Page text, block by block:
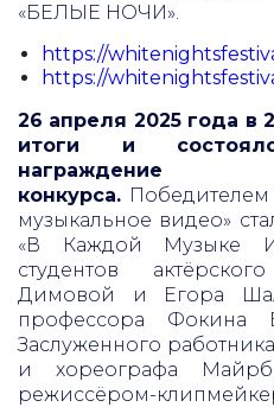
«БЕЛЫЕ НОЧИ».
https://
https://
26 апреля 2025 года
итоги и
награждение
конкурса.
музыкальное видео»
«В Каждой Музыке
студентов
Димовой и Егора
профессора Фокина
Заслуженного
и хореографа
режиссёром-